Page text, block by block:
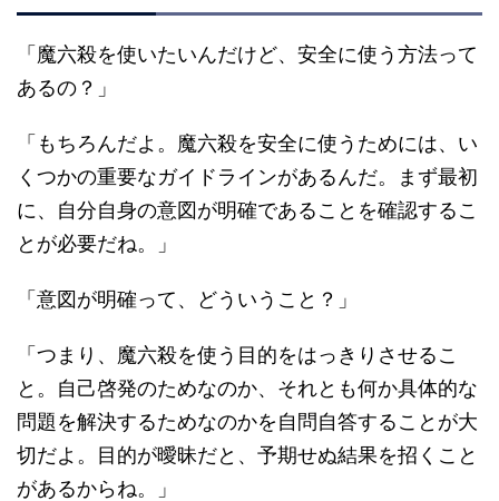
「魔六殺を使いたいんだけど、安全に使う方法って
あるの？」
「もちろんだよ。魔六殺を安全に使うためには、い
くつかの重要なガイドラインがあるんだ。まず最初
に、自分自身の意図が明確であることを確認するこ
とが必要だね。」
「意図が明確って、どういうこと？」
「つまり、魔六殺を使う目的をはっきりさせるこ
と。自己啓発のためなのか、それとも何か具体的な
問題を解決するためなのかを自問自答することが大
切だよ。目的が曖昧だと、予期せぬ結果を招くこと
があるからね。」